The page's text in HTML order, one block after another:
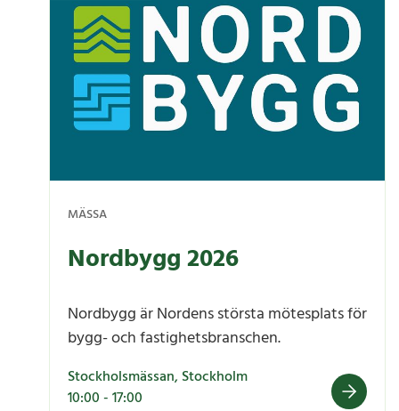
MÄSSA
Nordbygg 2026
Nordbygg är Nordens största mötesplats för
bygg- och fastighetsbranschen.
Stockholsmässan, Stockholm
10:00 - 17:00